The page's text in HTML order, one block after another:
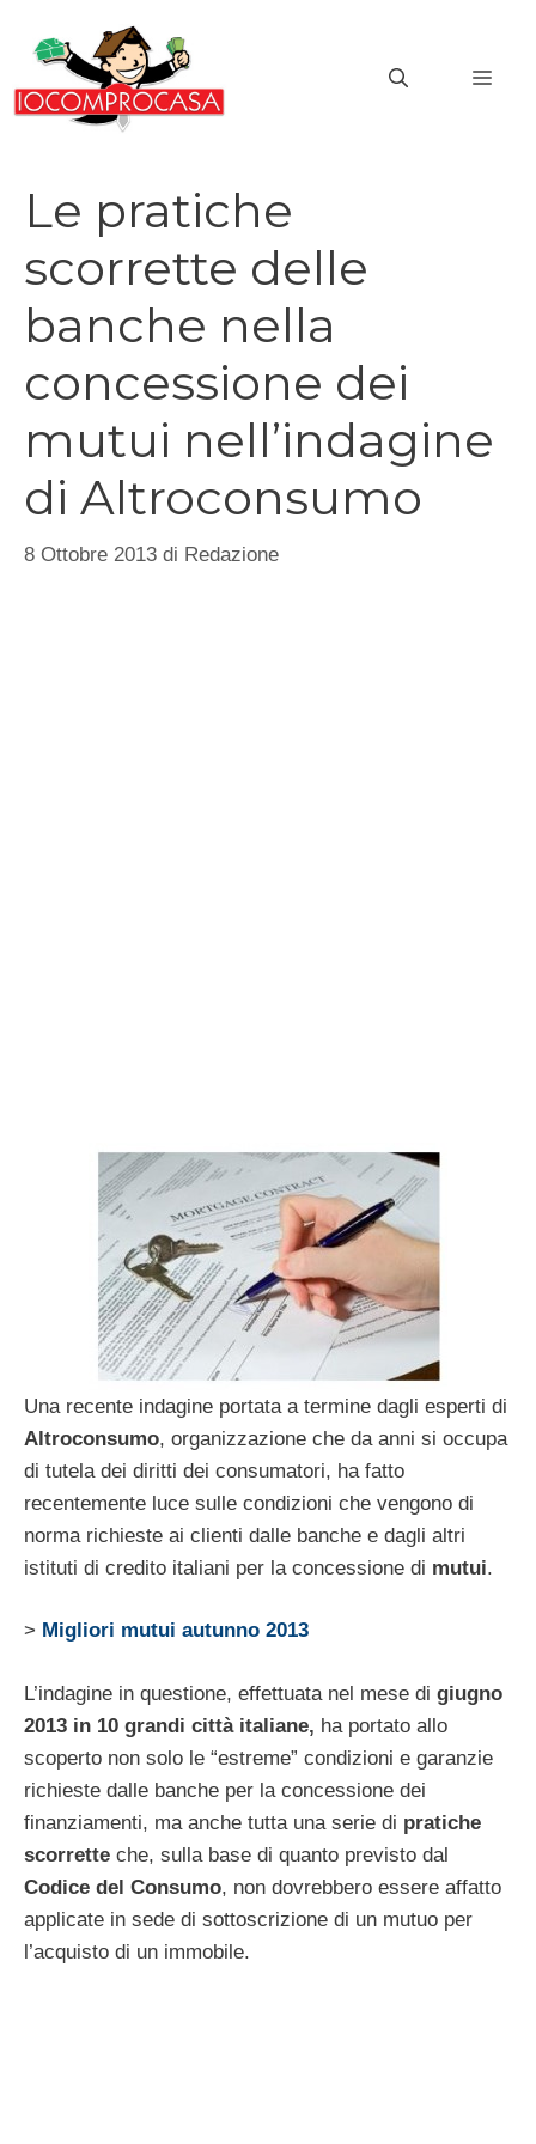
contenuto
Le pratiche
scorrette delle
banche nella
concessione dei
mutui nell’indagine
di Altroconsumo
8 Ottobre 2013 di Redazione
Una recente indagine portata a termine dagli esperti di
Altroconsumo, organizzazione che da anni si occupa
di tutela dei diritti dei consumatori, ha fatto
recentemente luce sulle condizioni che vengono di
norma richieste ai clienti dalle banche e dagli altri
istituti di credito italiani per la concessione di mutui.
> Migliori mutui autunno 2013
L’indagine in questione, effettuata nel mese di giugno
2013 in 10 grandi città italiane, ha portato allo
scoperto non solo le “estreme” condizioni e garanzie
richieste dalle banche per la concessione dei
finanziamenti, ma anche tutta una serie di pratiche
scorrette che, sulla base di quanto previsto dal
Codice del Consumo, non dovrebbero essere affatto
applicate in sede di sottoscrizione di un mutuo per
l’acquisto di un immobile.